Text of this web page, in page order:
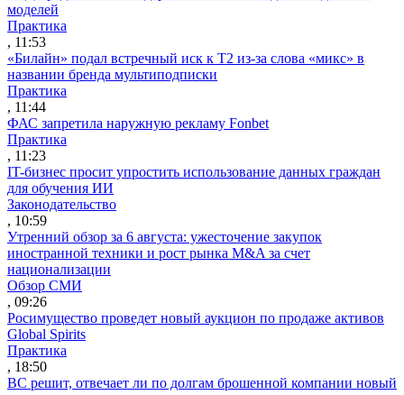
моделей
Практика
, 11:53
«Билайн» подал встречный иск к Т2 из-за слова «микс» в
названии бренда мультиподписки
Практика
, 11:44
ФАС запретила наружную рекламу Fonbet
Практика
, 11:23
IT-бизнес просит упростить использование данных граждан
для обучения ИИ
Законодательство
, 10:59
Утренний обзор за 6 августа: ужесточение закупок
иностранной техники и рост рынка M&A за счет
национализации
Обзор СМИ
, 09:26
Росимущество проведет новый аукцион по продаже активов
Global Spirits
Практика
, 18:50
ВС решит, отвечает ли по долгам брошенной компании новый